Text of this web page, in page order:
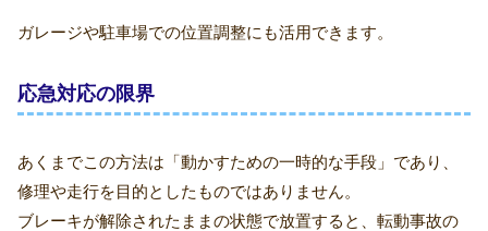
ガレージや駐車場での位置調整にも活用できます。
応急対応の限界
あくまでこの方法は「動かすための一時的な手段」であり、
修理や走行を目的としたものではありません。
ブレーキが解除されたままの状態で放置すると、転動事故の